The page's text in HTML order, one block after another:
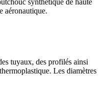
synthétique de haute
aéronautique.
tuyaux, des profilés ainsi
Les diamètres